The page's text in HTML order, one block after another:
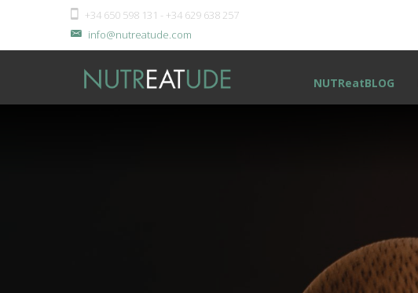
+34 650 598 131 - +34 629 638 257
info@nutreatude.com
NUTReatBLOG